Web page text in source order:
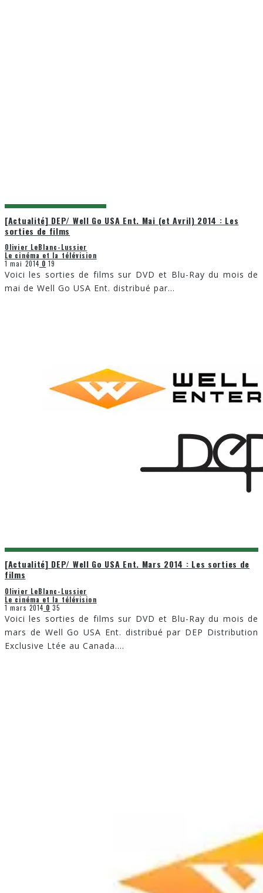
[Actualité] DEP/ Well Go USA Ent. Mai (et Avril) 2014 : Les
sorties de films
Olivier LeBlanc-Lussier
Le cinéma et la télévision
1 mai 2014 0 19
Voici les sorties de films sur DVD et Blu-Ray du mois de
mai de Well Go USA Ent. distribué par...
[Actualité] DEP/ Well Go USA Ent. Mars 2014 : Les sorties de
films
Olivier LeBlanc-Lussier
Le cinéma et la télévision
1 mars 2014 0 35
Voici les sorties de films sur DVD et Blu-Ray du mois de
mars de Well Go USA Ent. distribué par DEP Distribution
Exclusive Ltée au Canada....